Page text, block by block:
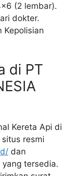
(2 lembar).
dokter.
Kepolisian
di PT
Kereta Api di
resmi
dan
tersedia.